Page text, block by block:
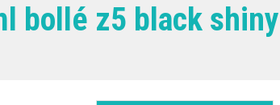
bollé z5 black